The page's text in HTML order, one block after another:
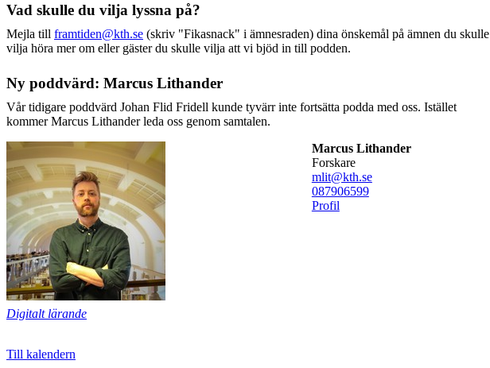
Vad skulle du vilja lyssna på?
Mejla till framtiden@kth.se (skriv "Fikasnack" i ämnesraden) dina önskemål på ämnen du skulle
vilja höra mer om eller gäster du skulle vilja att vi bjöd in till podden.
Ny poddvärd: Marcus Lithander
Vår tidigare poddvärd Johan Flid Fridell kunde tyvärr inte fortsätta podda med oss. Istället
kommer Marcus Lithander leda oss genom samtalen.
Marcus Lithander
forskare
mlit@kth.se
087906599
Profil
Digitalt lärande
Till kalendern